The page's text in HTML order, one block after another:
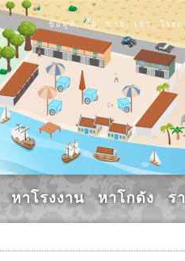
ข้อมูล, ซื้อ, ขาย, เช่า, โรง
หาโรงงาน หาโกดัง ร